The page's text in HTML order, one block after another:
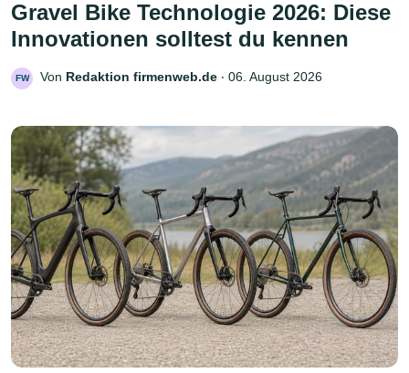
Gravel Bike Technologie 2026: Diese
Innovationen solltest du kennen
FW Von Redaktion firmenweb.de ‧ 06. August 2026